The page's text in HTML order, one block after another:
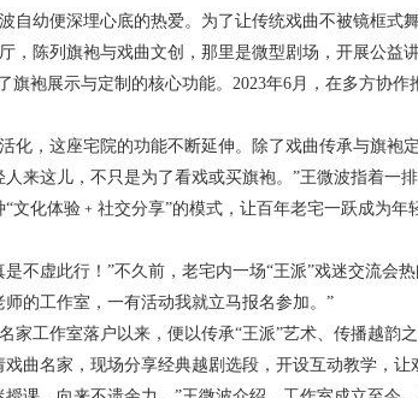
自幼便深埋心底的热爱。为了让传统戏曲不被镜框式
，陈列旗袍与戏曲文创，那里是微型剧场，开展公
旗袍展示与定制的核心功能。 2023年6月，在多方协作
化，这座宅院的功能不断延伸。除了戏曲传承与旗袍
人来这儿，不只是为了看戏或买旗袍。”王微波指着
文化体验﹢社交分享”的模式，让百年老宅一跃成为
是不虚此行！”不久前，老宅内一场“王派”戏迷交流
的工作室，一有活动我就立马报名参加。”
家工作室落户以来，便以传承“王派”艺术、传播越韵
曲名家，现场分享经典越剧选段，开设互动教学，让